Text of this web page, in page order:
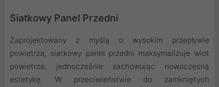
Siatkowy Panel Przedni
Zaprojektowany z myślą o wysokim przepływie
powietrza, siatkowy panel przedni maksymalizuje wlot
powietrza, jednocześnie zachowując nowoczesną
estetykę. W przeciwieństwie do zamkniętych